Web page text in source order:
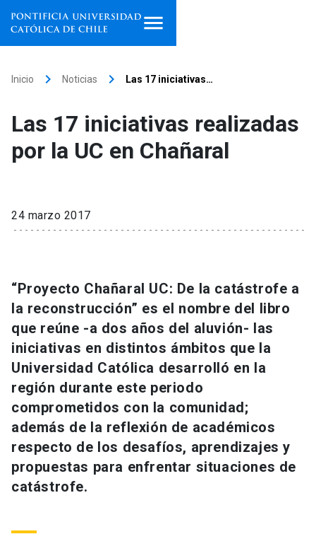
Facultades, escuelas e
institutos
Internacionalización
Vinculación
Universidad
Información para keyboard_arrow_down
Futuros estudiantes
Estudiantes
Académicos
Go to english site
ACCESOS DIRECTOS
Mi Cuenta UC
Inicio keyboard_arrow_right Noticias keyboard_arrow_right Las 17 iniciativas…
Las 17 iniciativas realizadas
por la UC en Chañaral
24 marzo 2017
“Proyecto Chañaral UC: De la catástrofe a
la reconstrucción” es el nombre del libro
que reúne -a dos años del aluvión- las
iniciativas en distintos ámbitos que la
Universidad Católica desarrolló en la
región durante este periodo
comprometidos con la comunidad;
además de la reflexión de académicos
respecto de los desafíos, aprendizajes y
propuestas para enfrentar situaciones de
catástrofe.